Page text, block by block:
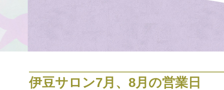
伊豆サロン7月、8月の営業日